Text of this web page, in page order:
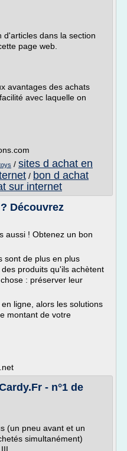
d'articles dans la section
page web.
avantages des achats
avec laquelle on
/ sites d achat en
/ bon d achat
sur internet
Découvrez
aussi ! Obtenez un bon
sont de plus en plus
produits qu'ils achètent
: préserver leur
ligne, alors les solutions
montant de votre
- n°1 de
(un pneu avant et un
simultanément)